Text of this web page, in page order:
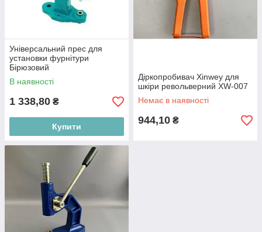
Універсальний прес для
установки фурнітури
Бірюзовий
В наявності
1 338,80 ₴
Купити
Діркопробивач Xinwey для
шкіри револьверний XW-007
Немає в наявності
944,10 ₴